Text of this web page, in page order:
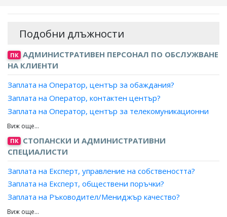
Подобни длъжности
ПК АДМИНИСТРАТИВЕН ПЕРСОНАЛ ПО ОБСЛУЖВАНЕ
НА КЛИЕНТИ
Заплата на Оператор, център за обаждания?
Заплата на Оператор, контактен център?
Заплата на Оператор, център за телекомуникационни
услуги?
Заплата на Специалист, телефон на зрителя?
Заплата на Информатор, пътническо обслужване?
ПК СТОПАНСКИ И АДМИНИСТРАТИВНИ
СПЕЦИАЛИСТИ
Заплата на Експерт, управление на собствеността?
Заплата на Експерт, обществени поръчки?
Заплата на Ръководител/Мениджър качество?
Заплата на Експерт лизинг?